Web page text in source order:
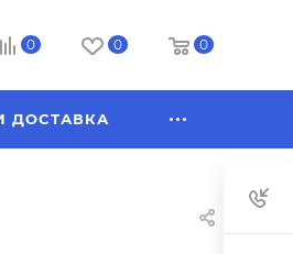
0 0 0
ДОСТАВКА